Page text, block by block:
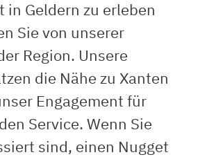
in Geldern zu erleben
Sie von unserer
Region. Unsere
die Nähe zu Xanten
Engagement für
Service. Wenn Sie
sind, einen Nugget